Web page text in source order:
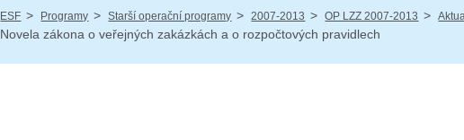
ESF / Programy / Starší operační programy / 2007-2013 / OP LZZ 2007-2013 /
Novela zákona o veřejných zakázkách a o rozpočtových pravidlech